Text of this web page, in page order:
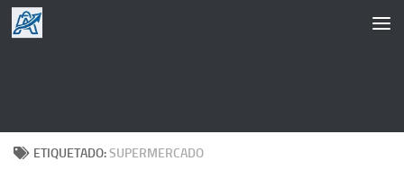
Saltar al contenido
ETIQUETADO:SUPERMERCADO